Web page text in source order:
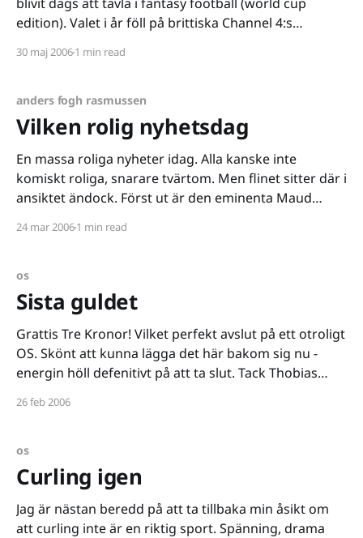
edition). Valet i år föll på brittiska Channel 4:s
[http://channel4.fantasyleague.com/Index.aspx] och
Ferdinand
30 maj 20061 min read
anders fogh rasmussen
Vilken rolig nyhetsdag
En massa roliga nyheter idag. Alla kanske inte
komiskt roliga, snarare tvärtom. Men flinet sitter där i
ansiktet ändock. Först ut är den eminenta Maud
ungdomen
798297,00.html]. Hon tycker att Aftonbladets
artikelserie
24 mar 20061 min read
os
Sista guldet
Grattis Tre Kronor! Vilket perfekt avslut på ett otroligt
OS. Skönt att kunna lägga det här bakom sig nu -
energin höll defenitivt på att ta slut. Tack Thobias
Johan Olsson, Anders Södergren, Anja Pärson, Anna
Ottosson, Tre
26 feb 2006
os
Curling igen
Jag är nästan beredd på att ta tillbaka min åsikt om
att curling inte är en riktig sport. Spänning, drama